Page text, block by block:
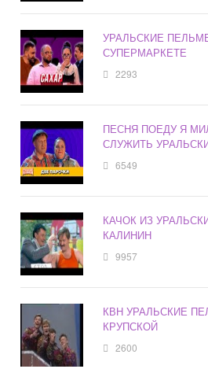
УРАЛЬСКИЕ
СУПЕРМАРКЕТЕ
2293
ПЕСНЯ ПОЕДУ Я
СЛУЖИТЬ
6549
КАЧОК ИЗ
КАЛИНИН
9957
КВН УРАЛЬСКИЕ
КРУПСКОЙ
2600